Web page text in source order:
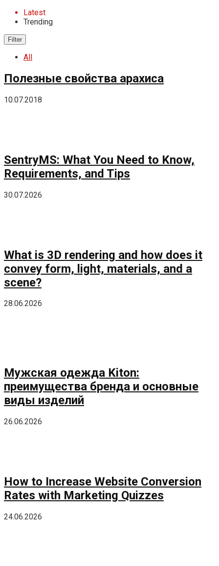
Latest
Trending
Filter
All
Полезные свойства арахиса
10.07.2018
SentryMS: What You Need to Know,
Requirements, and Tips
30.07.2026
What is 3D rendering and how does it
convey form, light, materials, and a
scene?
28.06.2026
Мужская одежда Kiton:
преимущества бренда и основные
виды изделий
26.06.2026
How to Increase Website Conversion
Rates with Marketing Quizzes
24.06.2026